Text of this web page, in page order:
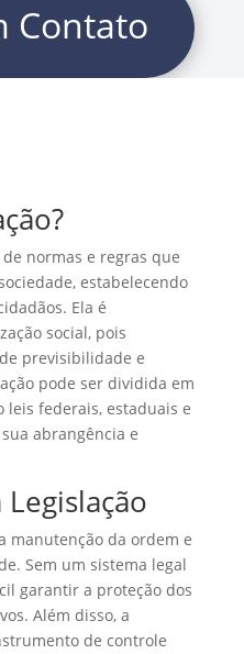
Contato
normas e regras que
estabelecendo
Ela é
social, pois
previsibilidade e
pode ser dividida em
leis federais, estaduais e
abrangência e
manutenção da ordem e
Sem um sistema legal
garantir a proteção dos
Além disso, a
de controle